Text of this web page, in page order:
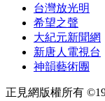
台灣放光明
希望之聲
大紀元新聞網
新唐人電視台
神韻藝術團
正見網版權所有